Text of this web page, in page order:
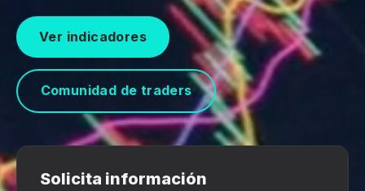
Ver indicadores
Comunidad de traders
Solicita información